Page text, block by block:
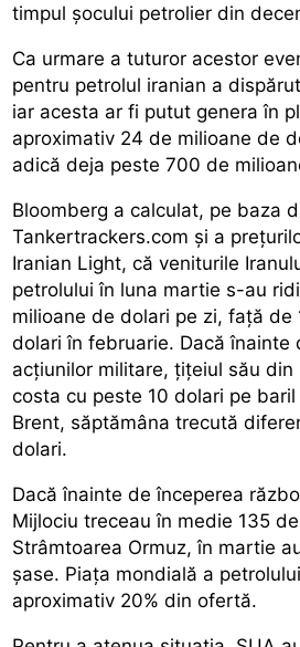
timpul șocului petrolier din
Ca urmare a tuturor acestor
pentru petrolul iranian a
iar acesta ar fi putut genera în
aproximativ 24 de milioane de
adică deja peste 700 de
Bloomberg a calculat, pe baza
Tankertrackers.com și a
Iranian Light, că veniturile
petrolului în luna martie s-au
milioane de dolari pe zi, față de
dolari în februarie. Dacă înainte
acțiunilor militare, țițeiul său din
costa cu peste 10 dolari pe
Brent, săptămâna trecută
dolari.
Dacă înainte de începerea
Mijlociu treceau în medie 135
Strâmtoarea Ormuz, în martie
șase. Piața mondială a
aproximativ 20% din ofertă.